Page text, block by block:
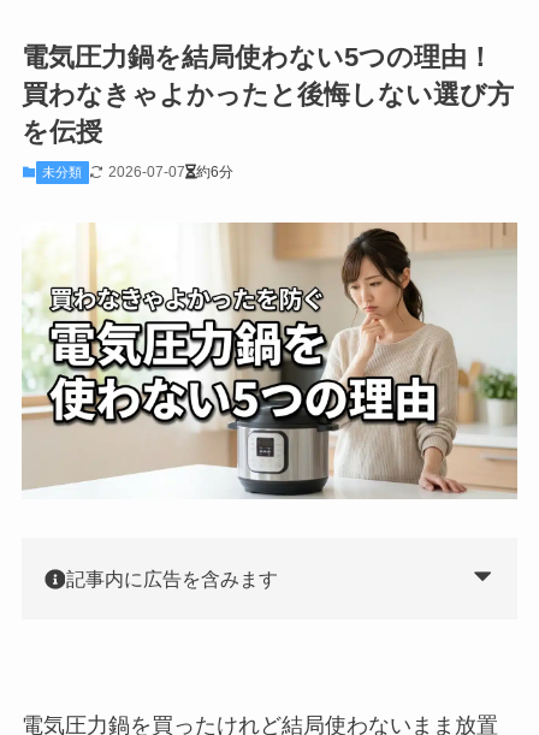
電気圧力鍋を結局使わない5つの理由！
買わなきゃよかったと後悔しない選び方
を伝授
未分類 2026-07-07 約6分
記事内に広告を含みます
電気圧力鍋を買ったけれど結局使わないまま放置